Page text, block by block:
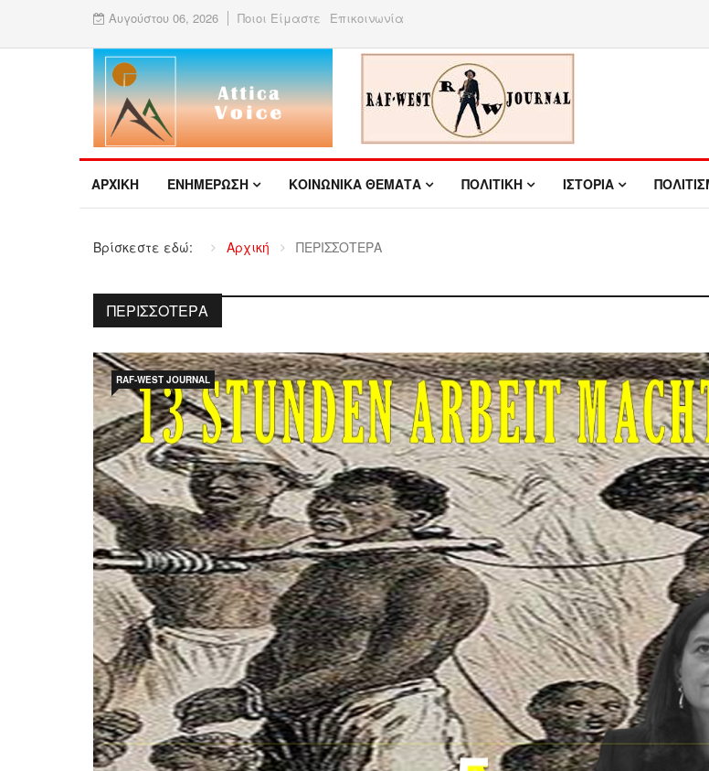
Αυγούστου 06, 2026 Ποιοι Είμαστε Επικοινωνία
ΑΡΧΙΚΉ ΕΝΗΜΕΡΩΣΗ ΚΟΙΝΩΝΙΚΑ ΘΕΜΑΤΑ ΠΟΛΙΤΙΚΗ ΙΣΤΟΡΙΑ
Βρίσκεστε εδώ: Αρχική ΠΕΡΙΣΣΟΤΕΡΑ
ΠΕΡΙΣΣΟΤΕΡΑ
RAF-WEST JOURNAL